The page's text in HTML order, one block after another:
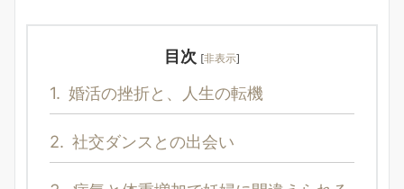
目次 [非表示]
1. 婚活の挫折と、人生の転機
2. 社交ダンスとの出会い